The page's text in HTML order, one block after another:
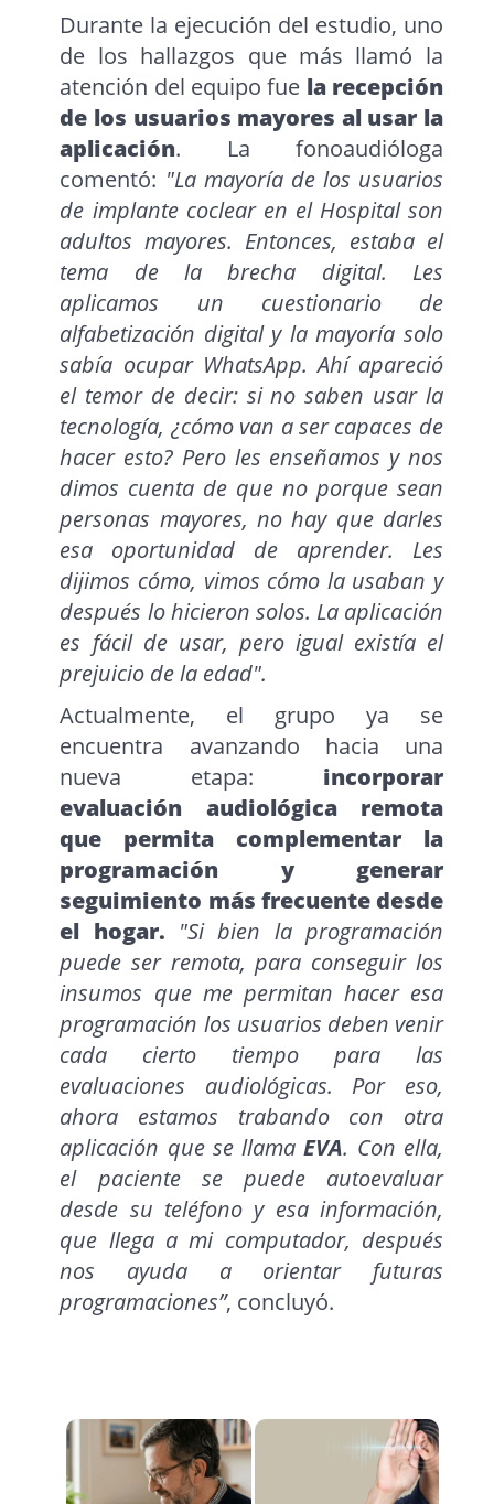
Durante la ejecución del estudio, uno
de los hallazgos que más llamó la
atención del equipo fue la recepción
de los usuarios mayores al usar la
aplicación. La fonoaudióloga
comentó: "La mayoría de los usuarios
de implante coclear en el Hospital son
adultos mayores. Entonces, estaba el
tema de la brecha digital. Les
aplicamos un cuestionario de
alfabetización digital y la mayoría solo
sabía ocupar WhatsApp. Ahí apareció
el temor de decir: si no saben usar la
tecnología, ¿cómo van a ser capaces de
hacer esto? Pero les enseñamos y nos
dimos cuenta de que no porque sean
personas mayores, no hay que darles
esa oportunidad de aprender. Les
dijimos cómo, vimos cómo la usaban y
después lo hicieron solos. La aplicación
es fácil de usar, pero igual existía el
prejuicio de la edad".
Actualmente, el grupo ya se
encuentra avanzando hacia una
nueva etapa: incorporar
evaluación audiológica remota
que permita complementar la
programación y generar
seguimiento más frecuente desde
el hogar. "Si bien la programación
puede ser remota, para conseguir los
insumos que me permitan hacer esa
programación los usuarios deben venir
cada cierto tiempo para las
evaluaciones audiológicas. Por eso,
ahora estamos trabando con otra
aplicación que se llamaEVA. Con ella,
el paciente se puede autoevaluar
desde su teléfono y esa información,
que llega a mi computador, después
nos ayuda a orientar futuras
programaciones”, concluyó.